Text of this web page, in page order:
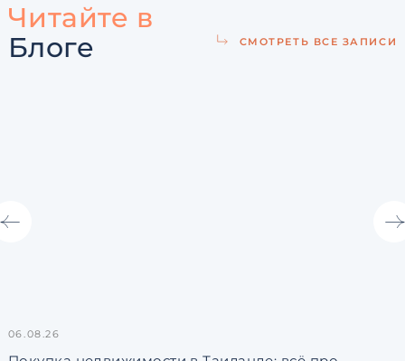
Читайте в
Блоге
СМОТРЕТЬ ВСЕ ЗАПИСИ
06.08.26